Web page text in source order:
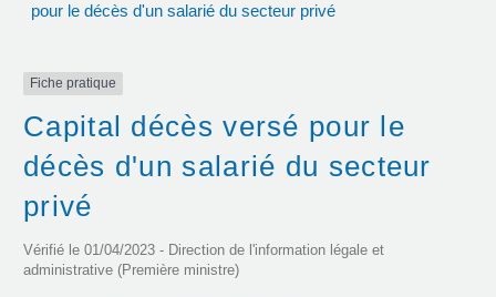
pour le décès d'un salarié du secteur privé
Fiche pratique
Capital décès versé pour le
décès d'un salarié du secteur
privé
Vérifié le 01/04/2023 - Direction de l'information légale et
administrative (Première ministre)